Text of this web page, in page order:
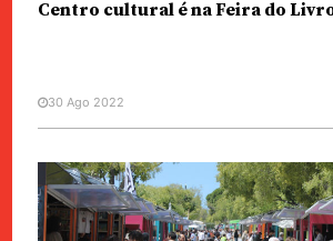
Centro cultural é na Feira do
30 Ago 2022